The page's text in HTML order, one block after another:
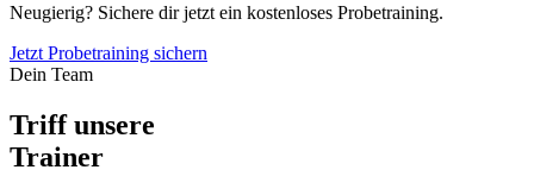
Neugierig? Sichere dir jetzt ein kostenloses Probetraining.
Jetzt Probetraining sichern
Dein Team
Triff unsere
Trainer